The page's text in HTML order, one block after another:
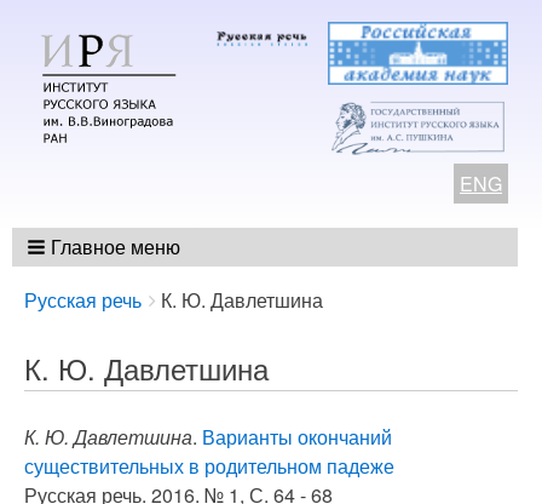
ENG
Главное меню
Breadcrumbs
You
here:
Русская речь К. Ю. Давлетшина
К. Ю. Давлетшина
К. Ю. Давлетшина. Варианты окончаний
существительных в родительном падеже
Русская речь. 2016. № 1, С. 64 - 68